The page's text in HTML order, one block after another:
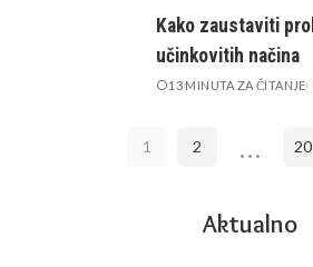
Kako zaustaviti
učinkovitih načina
13 MINUTA ZA ČITANJE
1 2 … 20
Aktualno